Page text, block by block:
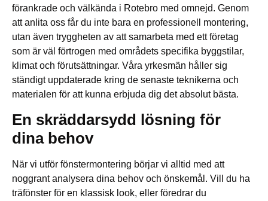
förankrade och välkända i Rotebro med omnejd. Genom
att anlita oss får du inte bara en professionell montering,
utan även tryggheten av att samarbeta med ett företag
som är väl förtrogen med områdets specifika byggstilar,
klimat och förutsättningar. Våra yrkesmän håller sig
ständigt uppdaterade kring de senaste teknikerna och
materialen för att kunna erbjuda dig det absolut bästa.
En skräddarsydd lösning för
dina behov
När vi utför fönstermontering börjar vi alltid med att
noggrant analysera dina behov och önskemål. Vill du ha
träfönster för en klassisk look, eller föredrar du